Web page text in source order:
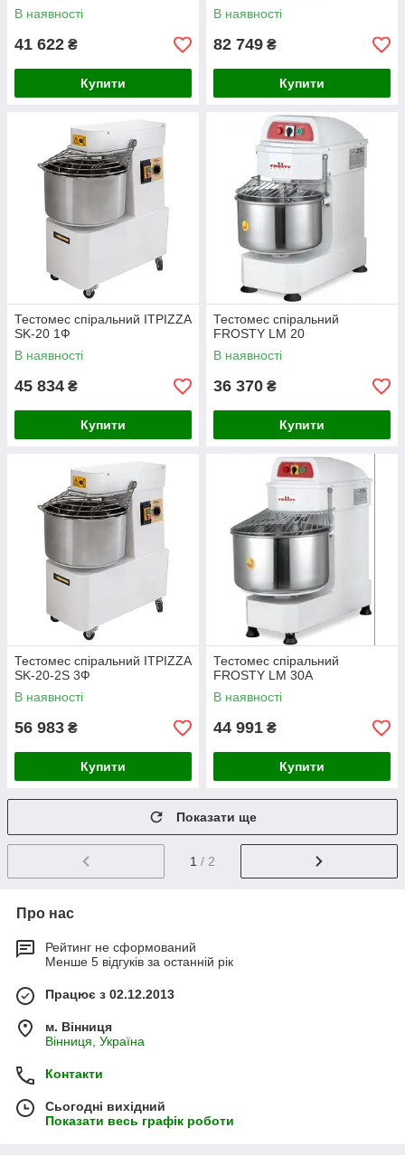
В наявності
41 622 ₴
Купити
В наявності
82 749 ₴
Купити
Тестомес спіральний ITPIZZA
SK-20 1Ф
В наявності
45 834 ₴
Купити
Тестомес спіральний
FROSTY LM 20
В наявності
36 370 ₴
Купити
Тестомес спіральний ITPIZZA
SK-20-2S 3Ф
В наявності
56 983 ₴
Купити
Тестомес спіральний
FROSTY LM 30A
В наявності
44 991 ₴
Купити
Показати ще
1 / 2
Про нас
Рейтинг не сформований
Менше 5 відгуків за останній рік
Працює з 02.12.2013
м. Вінниця
Вінниця, Україна
Контакти
Сьогодні вихідний
Показати весь графік роботи